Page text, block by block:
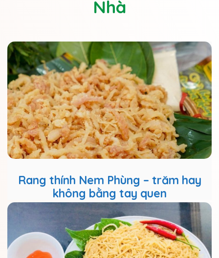
Nhà
Rang thính Nem Phùng – trăm hay
không bằng tay quen